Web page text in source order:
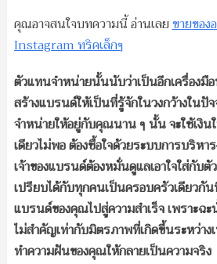
คุณอาจสนใจบทความนี้ อ่านเลยขายของ
Instagram ทริคเล็กๆ
ตัวแทนจำหน่ายนั้นนับว่าเป็นอีกเครื่องมื
สร้างแบรนด์ให้เป็นที่รู้จักในวงกว้างใน
จำหน่ายให้อยู่กับคุณนาน ๆ นั้น จะใช้เงิ
เดียวไม่พอ ต้องซื้อใจด้วยระบบการบริห
เจ้าของแบรนด์ต้องหมั่นดูแลเอาใจใส่กับ
เปรียบได้กับทุกคนเป็นครอบครัวเดียวกั
แบรนด์ของคุณไปสู่ความสำเร็จ เพราะฉ
ไม่สำคัญเท่ากับมิตรภาพที่เกิดขึ้นระหว่า
ทำความฝันของคุณให้กลายเป็นความจริง